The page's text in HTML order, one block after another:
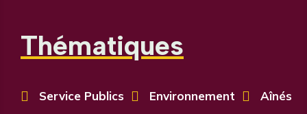
Thématiques
 Service Publics  Environnement 
Aînés